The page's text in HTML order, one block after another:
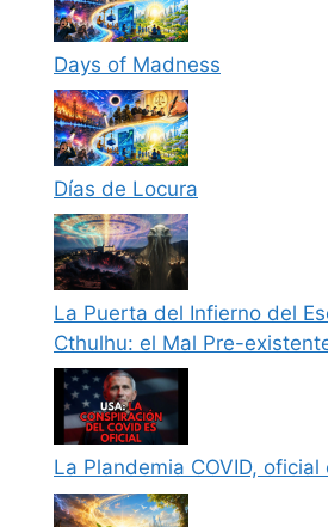
Days of Madness
Días de Locura
La Puerta del Infierno del
Cthulhu: el Mal Pre-
La Plandemia COVID, oficial